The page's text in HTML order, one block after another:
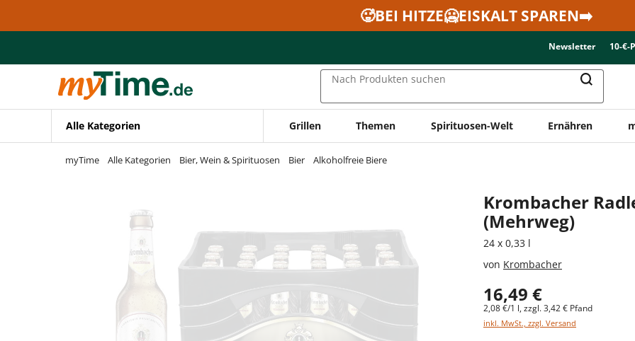
Zur Navigation springen
🥵BEI HITZE🥶EISKALT SPAREN➡️
Newsletter 10-€-
Nach Produkten suchen
Alle Kategorien Grillen Themen Spirituosen-Welt Ernähren
myTime Alle Kategorien Bier, Wein & Spirituosen Bier Alkoholfreie Biere
Krombacher
(Mehrweg)
24 x 0,33 l
von Krombacher
16,49 €
2,08 €/1 l, zzgl. 3,42 € Pfand
inkl. MwSt., zzgl. Versand